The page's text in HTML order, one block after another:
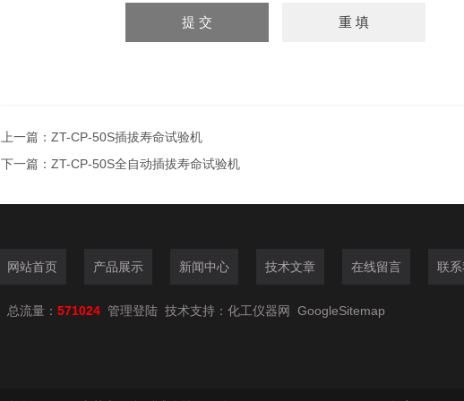
上一篇： ZT-CP-50S插拔寿命试验机
下一篇： ZT-CP-50S全自动插拔寿命试验机
网站首页 产品展示 新闻中心 技术文章 在线留言 联
总流量： 571024 管理登陆 技术支持： 化工仪器网 GoogleSitemap